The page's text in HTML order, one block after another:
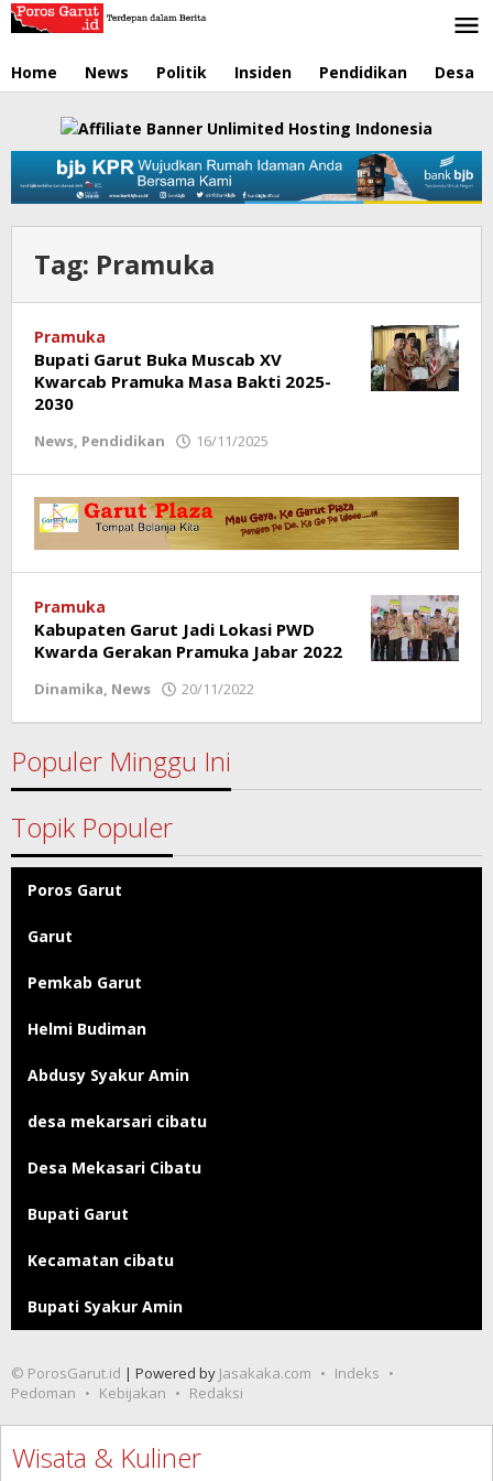
Lewati
ke
Home News Politik Insiden Pendidikan Desa
Tag: Pramuka
Pramuka
Bupati Garut Buka Muscab XV
Kwarcab Pramuka Masa Bakti 2025-
2030
News, Pendidikan 16/11/2025
Garut
Pramuka
Kabupaten Garut Jadi Lokasi PWD
Kwarda Gerakan Pramuka Jabar 2022
Dinamika, News 20/11/2022
Populer Minggu Ini
Topik Populer
Poros Garut
Garut
Pemkab Garut
Helmi Budiman
Abdusy Syakur Amin
desa mekarsari cibatu
Desa Mekasari Cibatu
Bupati Garut
Kecamatan cibatu
Bupati Syakur Amin
© PorosGarut.id | Powered by Jasakaka.com
Indeks
Pedoman
Kebijakan Redaksi
Wisata & Kuliner